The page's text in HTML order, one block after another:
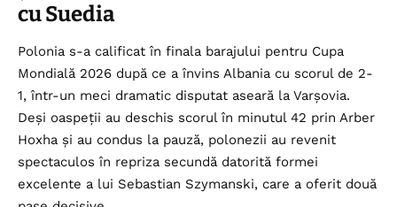
cu Suedia
Polonia s-a calificat în finala barajului pentru Cupa
Mondială 2026 după ce a învins Albania cu scorul de 2-
1, într-un meci dramatic disputat aseară la Varșovia.
Deși oaspeții au deschis scorul în minutul 42 prin Arber
Hoxha și au condus la pauză, polonezii au revenit
spectaculos în repriza secundă datorită formei
excelente a lui Sebastian Szymanski, care a oferit două